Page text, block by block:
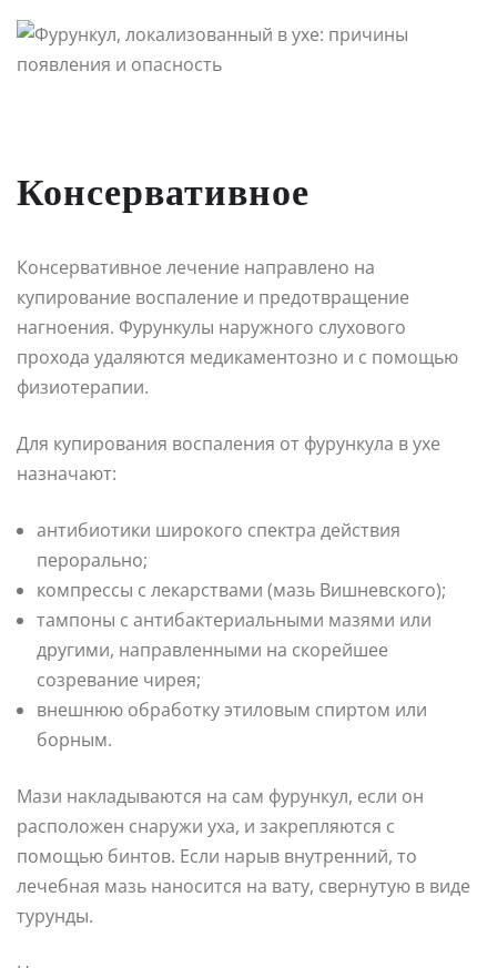
Консервативное
Консервативное лечение направлено на
купирование воспаление и предотвращение
нагноения. Фурункулы наружного слухового
прохода удаляются медикаментозно и с помощью
физиотерапии.
Для купирования воспаления от фурункула в ухе
назначают:
антибиотики широкого спектра действия
перорально;
компрессы с лекарствами (мазь Вишневского);
тампоны с антибактериальными мазями или
другими, направленными на скорейшее
созревание чирея;
внешнюю обработку этиловым спиртом или
борным.
Мази накладываются на сам фурункул, если он
расположен снаружи уха, и закрепляются с
помощью бинтов. Если нарыв внутренний, то
лечебная мазь наносится на вату, свернутую в виде
турунды.